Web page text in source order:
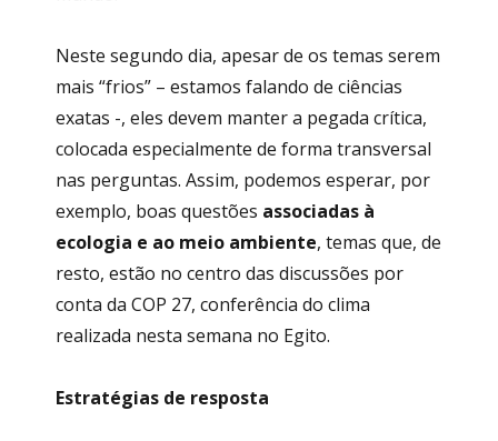
Neste segundo dia, apesar de os temas serem
mais “frios” – estamos falando de ciências
exatas -, eles devem manter a pegada crítica,
colocada especialmente de forma transversal
nas perguntas. Assim, podemos esperar, por
exemplo, boas questões associadas à
ecologia e ao meio ambiente, temas que, de
resto, estão no centro das discussões por
conta da COP 27, conferência do clima
realizada nesta semana no Egito.
Estratégias de resposta